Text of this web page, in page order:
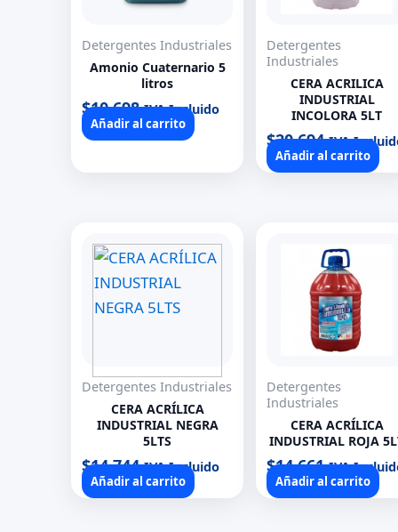
Detergentes Industriales
Amonio Cuaternario 5
litros
$10.698 IVA Incluido
Añadir al carrito
Detergentes
Industriales
CERA ACRILICA
INDUSTRIAL
INCOLORA 5LT
$20.694 IVA
Añadir al carrito
Detergentes Industriales
CERA ACRÍLICA
INDUSTRIAL NEGRA
5LTS
$14.744 IVA Incluido
Añadir al carrito
Detergentes
Industriales
CERA ACRÍLICA
INDUSTRIAL ROJA
$14.661 IVA
Añadir al carrito